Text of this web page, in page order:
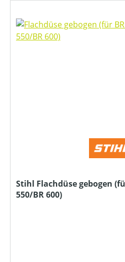
Stihl Flachdüse gebogen
550/BR 600)